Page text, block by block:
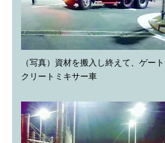
（写真）資材を搬入し終えて、ゲー
クリートミキサー車